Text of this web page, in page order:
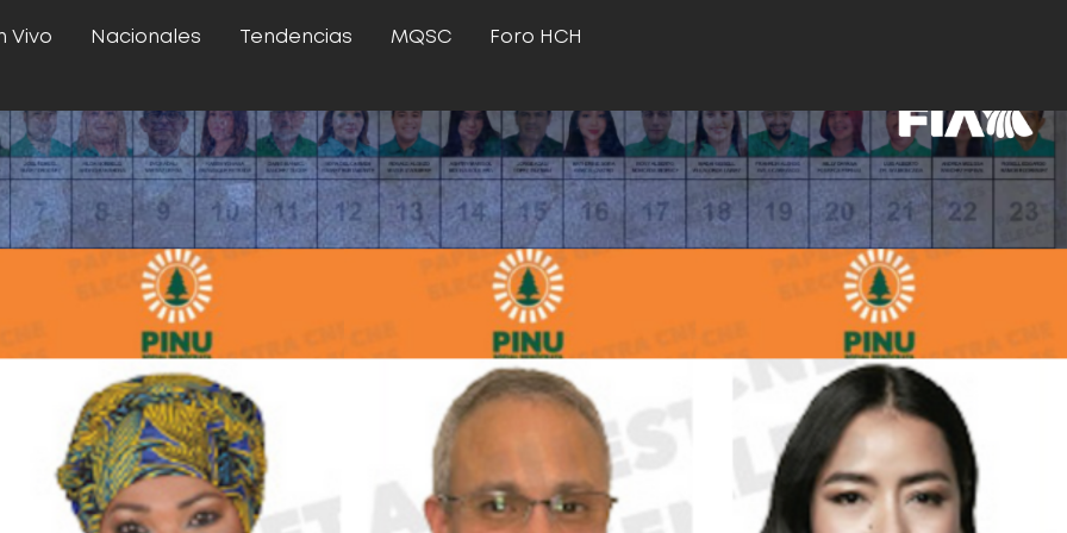
Vivo Nacionales Tendencias MQSC Foro HCH